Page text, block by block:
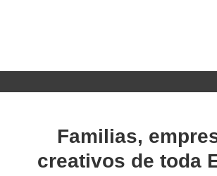
Familias,
creativos de toda